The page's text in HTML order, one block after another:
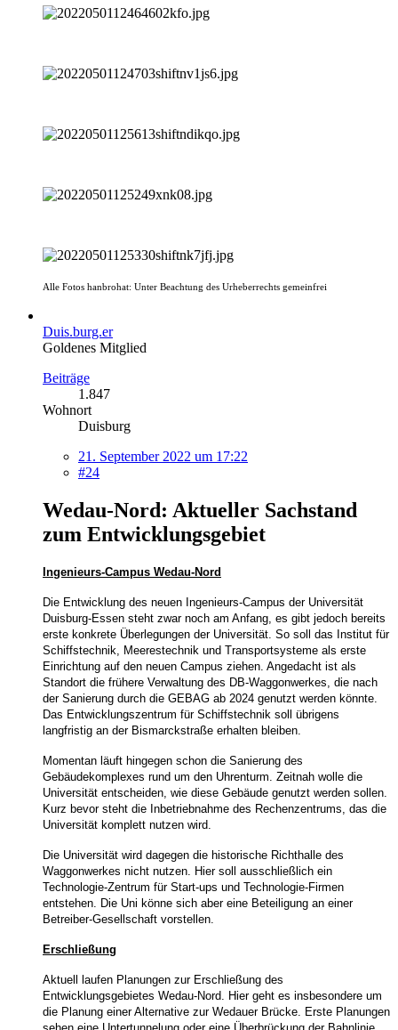
Alle Fotos hanbrohat: Unter Beachtung des Urheberrechts gemeinfrei
Duis.burg.er
Goldenes Mitglied
Beiträge
1.847
Wohnort
Duisburg
21. September 2022 um 17:22
#24
Wedau-Nord: Aktueller Sachstand
zum Entwicklungsgebiet
Ingenieurs-Campus Wedau-Nord
Die Entwicklung des neuen Ingenieurs-Campus der Universität
Duisburg-Essen steht zwar noch am Anfang, es gibt jedoch bereits
erste konkrete Überlegungen der Universität. So soll das Institut für
Schiffstechnik, Meerestechnik und Transportsysteme als erste
Einrichtung auf den neuen Campus ziehen. Angedacht ist als
Standort die frühere Verwaltung des DB-Waggonwerkes, die nach
der Sanierung durch die GEBAG ab 2024 genutzt werden könnte.
Das Entwicklungszentrum für Schiffstechnik soll übrigens
langfristig an der Bismarckstraße erhalten bleiben.
Momentan läuft hingegen schon die Sanierung des
Gebäudekomplexes rund um den Uhrenturm. Zeitnah wolle die
Universität entscheiden, wie diese Gebäude genutzt werden sollen.
Kurz bevor steht die Inbetriebnahme des Rechenzentrums, das die
Universität komplett nutzen wird.
Die Universität wird dagegen die historische Richthalle des
Waggonwerkes nicht nutzen. Hier soll ausschließlich ein
Technologie-Zentrum für Start-ups und Technologie-Firmen
entstehen. Die Uni könne sich aber eine Beteiligung an einer
Betreiber-Gesellschaft vorstellen.
Erschließung
Aktuell laufen Planungen zur Erschließung des
Entwicklungsgebietes Wedau-Nord. Hier geht es insbesondere um
die Planung einer Alternative zur Wedauer Brücke. Erste Planungen